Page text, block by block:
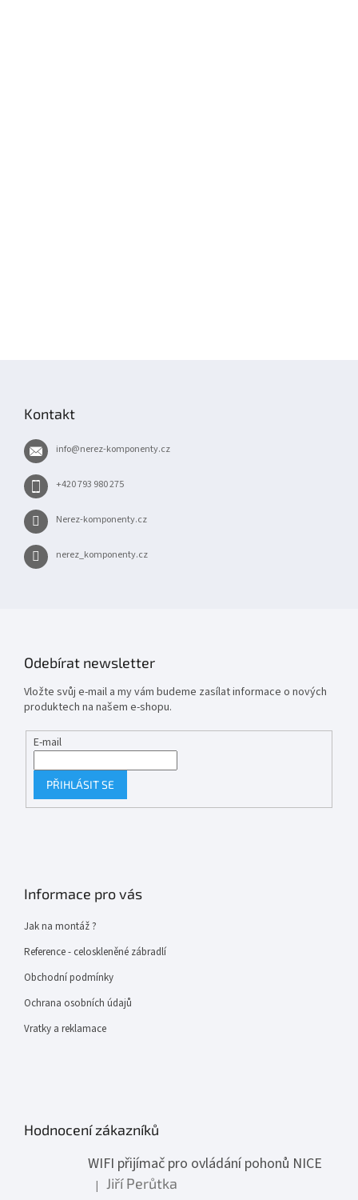
Kontakt
info@nerez-komponenty.cz
+420 793 980 275
Nerez-komponenty.cz
nerez_komponenty.cz
Odebírat newsletter
Vložte svůj e-mail a my vám budeme zasílat informace o nových
produktech na našem e-shopu.
E-mail
PŘIHLÁSIT SE
Informace pro vás
Jak na montáž ?
Reference - celoskleněné zábradlí
Obchodní podmínky
Ochrana osobních údajů
Vratky a reklamace
Hodnocení zákazníků
WIFI přijímač pro ovládání pohonů NICE
Hodnocení produktu je 1 z 5 hvězdiček.
| Jiří Perůtka